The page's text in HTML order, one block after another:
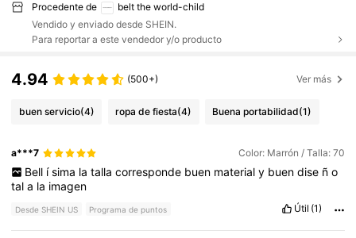
Procedente de
belt the world-child
Vendido y enviado desde SHEIN.
Para reportar a este vendedor y/o producto
4.94 (500+) Ver más
buen servicio(4) ropa de fiesta(4) Buena portabilidad(1)
a***7 Color: Marrón / Talla: 70
Bell ísima la talla corresponde buen material y buen dise ñ o
tala la imagen
Desde SHEIN US Programa de puntos Útil (1)